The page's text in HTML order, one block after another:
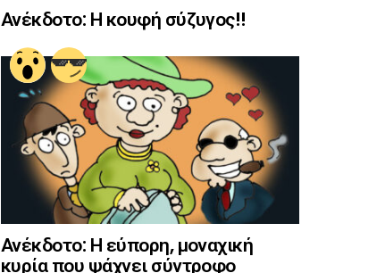
Ανέκδοτο: Η κουφή σύζυγος!!
Ανέκδοτο: Η εύπορη, μοναχική
κυρία που ψάχνει σύντροφο